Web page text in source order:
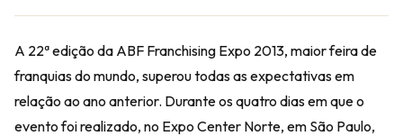
A 22ª edição da ABF Franchising Expo 2013, maior feira de
franquias do mundo, superou todas as expectativas em
relação ao ano anterior. Durante os quatro dias em que o
evento foi realizado, no Expo Center Norte, em São Paulo,